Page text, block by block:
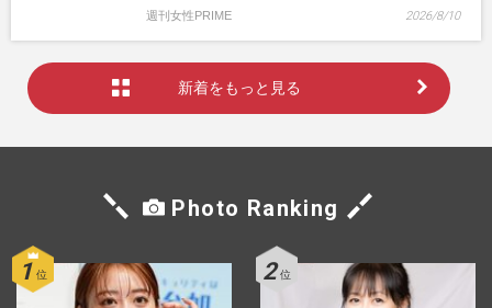
週刊女性PRIME 2026/8/10
新着をもっと見る
Photo Ranking